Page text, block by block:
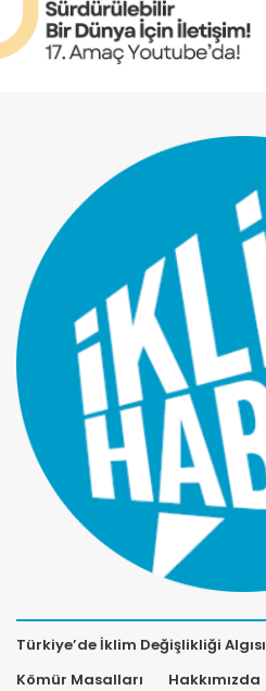
Türkiye’de İklim Değişlikliği Algısı
Kömür Masalları
Hakkımızda